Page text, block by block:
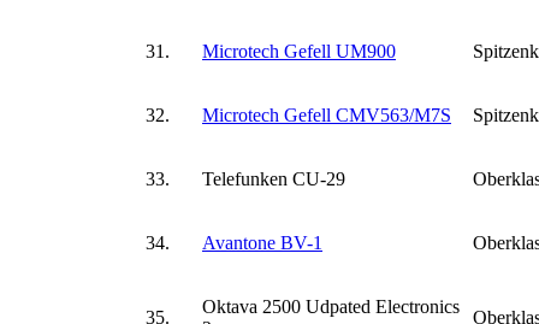
31. Microtech Gefell UM900
32. Microtech Gefell CMV563/M7S
33. Telefunken CU-29
34. Avantone BV-1
35.
Oktava 2500 Udpated Electronics